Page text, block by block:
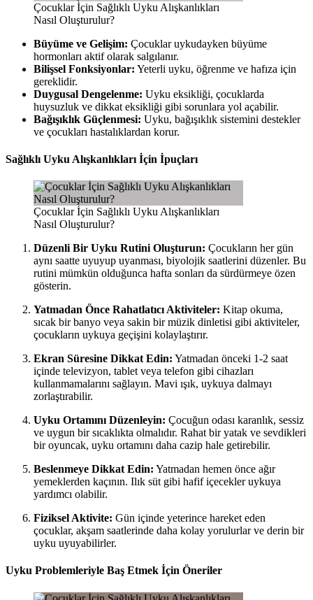
Çocuklar İçin Sağlıklı Uyku Alışkanlıkları
Nasıl Oluşturulur?
Büyüme ve Gelişim: Çocuklar uykudayken büyüme
hormonları aktif olarak salgılanır.
Bilişsel Fonksiyonlar: Yeterli uyku, öğrenme ve hafıza için
gereklidir.
Duygusal Dengelenme: Uyku eksikliği, çocuklarda
huysuzluk ve dikkat eksikliği gibi sorunlara yol açabilir.
Bağışıklık Güçlenmesi: Uyku, bağışıklık sistemini destekler
ve çocukları hastalıklardan korur.
Sağlıklı Uyku Alışkanlıkları İçin İpuçları
Çocuklar İçin Sağlıklı Uyku Alışkanlıkları
Nasıl Oluşturulur?
Düzenli Bir Uyku Rutini Oluşturun: Çocukların her gün
aynı saatte uyuyup uyanması, biyolojik saatlerini düzenler. Bu
rutini mümkün olduğunca hafta sonları da sürdürmeye özen
gösterin.
Yatmadan Önce Rahatlatıcı Aktiviteler: Kitap okuma,
sıcak bir banyo veya sakin bir müzik dinletisi gibi aktiviteler,
çocukların uykuya geçişini kolaylaştırır.
Ekran Süresine Dikkat Edin: Yatmadan önceki 1-2 saat
içinde televizyon, tablet veya telefon gibi cihazları
kullanmamalarını sağlayın. Mavi ışık, uykuya dalmayı
zorlaştırabilir.
Uyku Ortamını Düzenleyin: Çocuğun odası karanlık, sessiz
ve uygun bir sıcaklıkta olmalıdır. Rahat bir yatak ve sevdikleri
bir oyuncak, uyku ortamını daha cazip hale getirebilir.
Beslenmeye Dikkat Edin: Yatmadan hemen önce ağır
yemeklerden kaçının. Ilık süt gibi hafif içecekler uykuya
yardımcı olabilir.
Fiziksel Aktivite: Gün içinde yeterince hareket eden
çocuklar, akşam saatlerinde daha kolay yorulurlar ve derin bir
uyku uyuyabilirler.
Uyku Problemleriyle Baş Etmek İçin Öneriler